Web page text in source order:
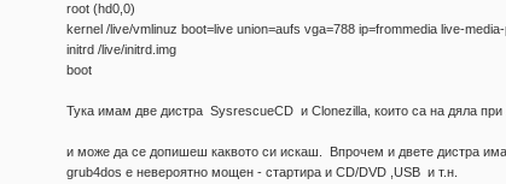
root (hd0,0)
kernel /live/vmlinuz boot=live union=aufs vga=788 ip=frommedia live-
initrd /live/initrd.img
boot
Тука имам две дистра SysrescueCD и Clonezilla, които са на дяла
и може да се допишеш каквото си искаш. Впрочем и двете дистра
grub4dos е невероятно мощен - стартира и CD/DVD ,USB и т.н.